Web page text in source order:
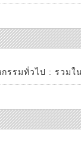
รรมทั่วไป : รวมใ